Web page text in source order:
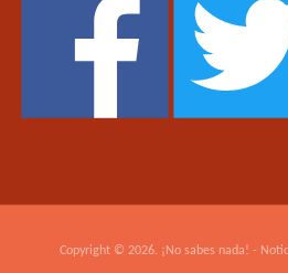
Copyright © 2026. ¡No sabes nada! -